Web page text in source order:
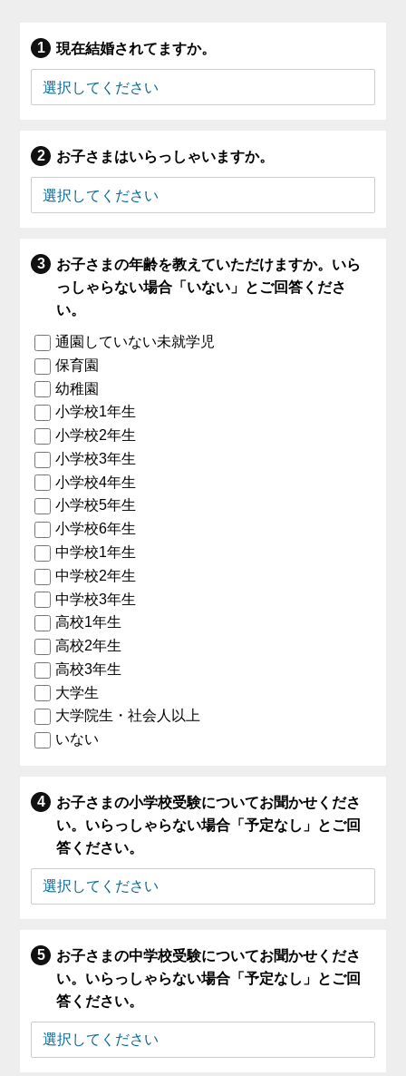
現在結婚されてますか。
お子さまはいらっしゃいますか。
お子さまの年齢を教えていただけますか。いら
っしゃらない場合「いない」とご回答くださ
い。
通園していない未就学児
保育園
幼稚園
小学校1年生
小学校2年生
小学校3年生
小学校4年生
小学校5年生
小学校6年生
中学校1年生
中学校2年生
中学校3年生
高校1年生
高校2年生
高校3年生
大学生
大学院生・社会人以上
いない
お子さまの小学校受験についてお聞かせくださ
い。いらっしゃらない場合「予定なし」とご回
答ください。
お子さまの中学校受験についてお聞かせくださ
い。いらっしゃらない場合「予定なし」とご回
答ください。